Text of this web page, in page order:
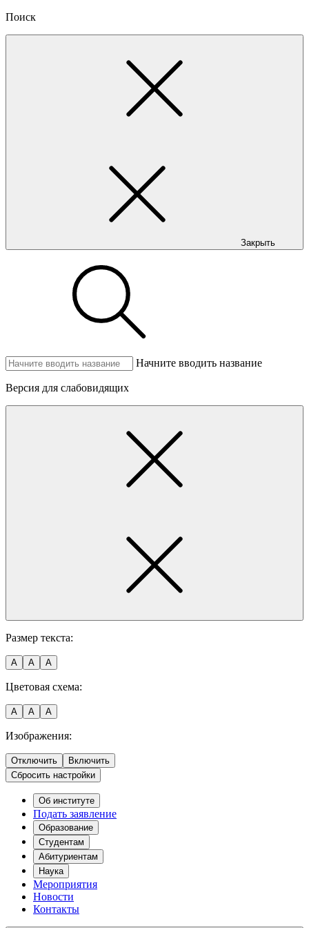
Поиск
Закрыть
Начните вводить название
Версия для слабовидящих
Размер текста:
A A A
Цветовая схема:
A A A
Изображения:
Отключить
Включить
Сбросить настройки
Об институте
Подать заявление
Образование
Студентам
Абитуриентам
Наука
Мероприятия
Новости
Контакты